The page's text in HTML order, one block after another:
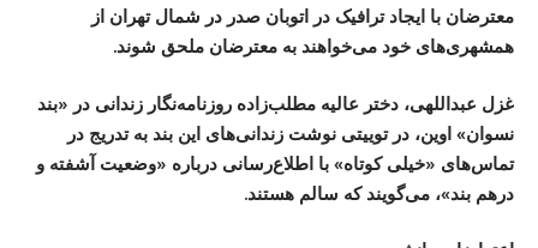
معترضان با ایجاد ترافیک در اتوبان صدر در شمال تهران از
همشهری‌های خود می‌خواهند به معترضان ملحق شوند.
غزل عبداللهی، دختر عالیه مطلب‌زاده روزنامه‌نگار زندانی در «بند
نسوان» اوین، در توییتی نوشت زندانی‌های این بند به تدریج در
تماس‌های «خیلی کوتاه» با اطلاع‌رسانی درباره «وضعیت آشفته و
درهم بند»، می‌گویند که سالم هستند.